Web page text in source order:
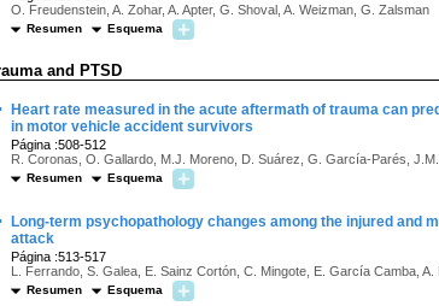
O. Freudenstein, A. Zohar, A. Apter, G. Shoval, A. Weizman, G. Zalsman
Resumen Esquema
and PTSD
Heart rate measured in the acute aftermath of trauma can
in motor vehicle accident survivors
Página :508-512
R. Coronas, O. Gallardo, M.J. Moreno, D. Suárez, G. García-Parés,
Resumen Esquema
Long-term psychopathology changes among the injured and
attack
Página :513-517
L. Ferrando, S. Galea, E. Sainz Cortón, C. Mingote, E. García Camba,
Resumen Esquema